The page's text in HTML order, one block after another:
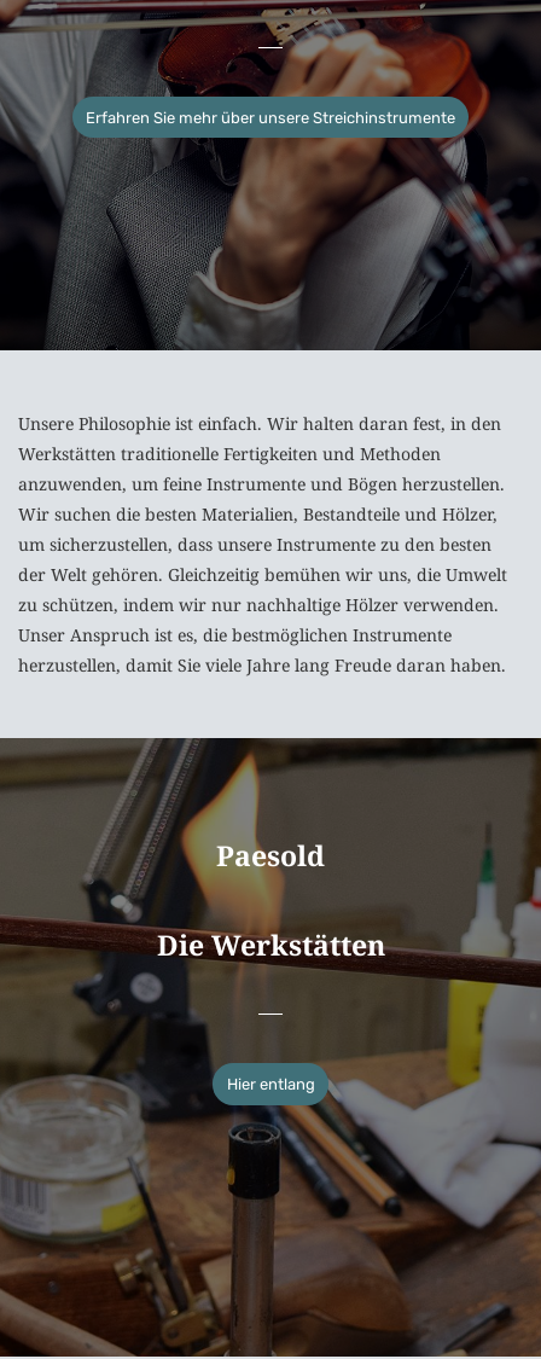
Erfahren Sie mehr über unsere Streichinstrumente
Unsere Philosophie ist einfach. Wir halten daran fest, in den
Werkstätten traditionelle Fertigkeiten und Methoden
anzuwenden, um feine Instrumente und Bögen herzustellen.
Wir suchen die besten Materialien, Bestandteile und Hölzer,
um sicherzustellen, dass unsere Instrumente zu den besten
der Welt gehören. Gleichzeitig bemühen wir uns, die Umwelt
zu schützen, indem wir nur nachhaltige Hölzer verwenden.
Unser Anspruch ist es, die bestmöglichen Instrumente
herzustellen, damit Sie viele Jahre lang Freude daran haben.
Paesold
Die Werkstätten
Hier entlang